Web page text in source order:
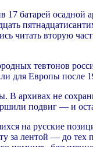
17 батарей
читать вторую
тевтонов
для Европы после
В архивах не
подвиг — и
на русские
лентой — до тех